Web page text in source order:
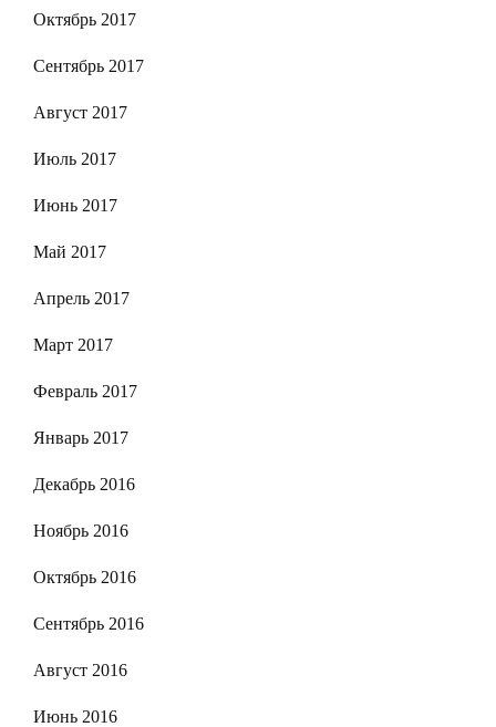
Октябрь 2017
Сентябрь 2017
Август 2017
Июль 2017
Июнь 2017
Май 2017
Апрель 2017
Март 2017
Февраль 2017
Январь 2017
Декабрь 2016
Ноябрь 2016
Октябрь 2016
Сентябрь 2016
Август 2016
Июнь 2016